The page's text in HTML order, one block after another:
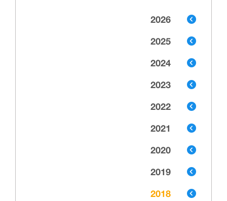
2026
2025
2024
2023
2022
2021
2020
2019
2018